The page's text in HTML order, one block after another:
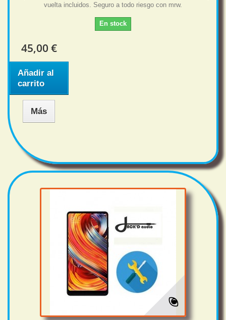
vuelta incluidos. Seguro a todo riesgo con mrw.
En stock
45,00 €
Añadir al
carrito
Más